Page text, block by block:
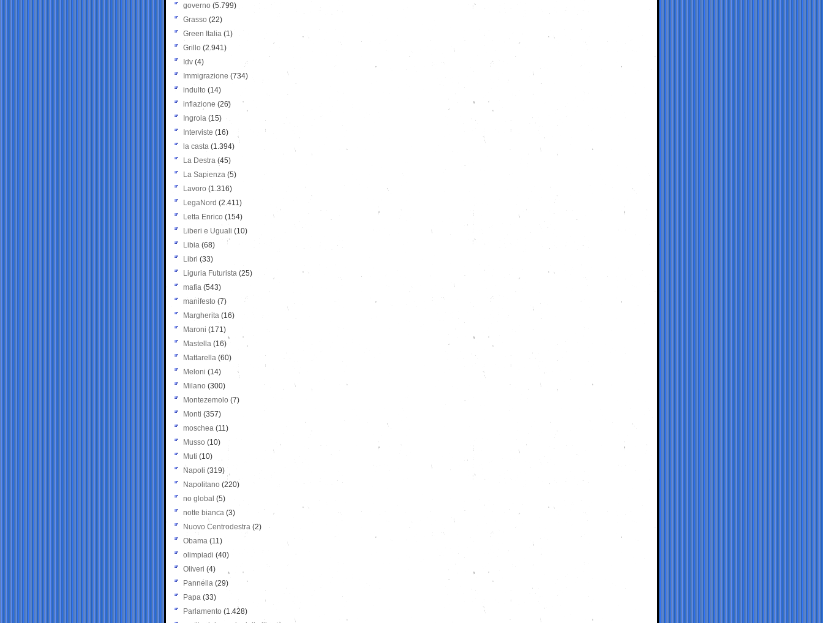
governo (5.799)
Grasso (22)
Green Italia (1)
Grillo (2.941)
Idv (4)
Immigrazione (734)
indulto (14)
inflazione (26)
Ingroia (15)
Interviste (16)
la casta (1.394)
La Destra (45)
La Sapienza (5)
Lavoro (1.316)
LegaNord (2.411)
Letta Enrico (154)
Liberi e Uguali (10)
Libia (68)
Libri (33)
Liguria Futurista (25)
mafia (543)
manifesto (7)
Margherita (16)
Maroni (171)
Mastella (16)
Mattarella (60)
Meloni (14)
Milano (300)
Montezemolo (7)
Monti (357)
moschea (11)
Musso (10)
Muti (10)
Napoli (319)
Napolitano (220)
no global (5)
notte bianca (3)
Nuovo Centrodestra (2)
Obama (11)
olimpiadi (40)
Oliveri (4)
Pannella (29)
Papa (33)
Parlamento (1.428)